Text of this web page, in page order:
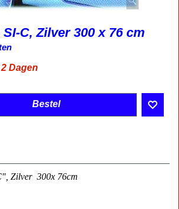
C, Zilver 300 x 76 cm
BTW